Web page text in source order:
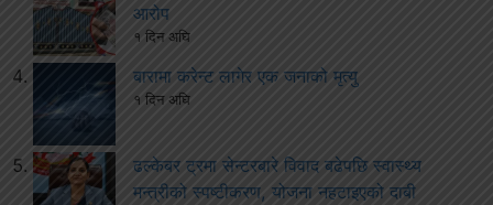
आरोप
१ दिन अघि
बारामा करेन्ट लागेर एक जनाको मृत्यु
१ दिन अघि
ढल्केबर ट्रमा सेन्टरबारे विवाद बढेपछि स्वास्थ्य
मन्त्रीको स्पष्टीकरण, योजना नहटाइएको दाबी